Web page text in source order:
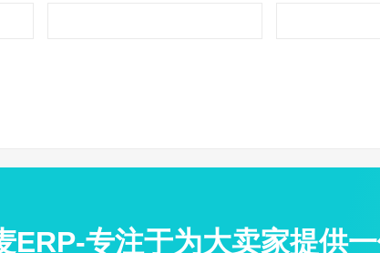
ERP-专注于为大卖家提供